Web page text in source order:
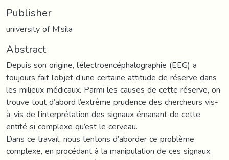
Publisher
university of M'sila
Abstract
Depuis son origine, l’électroencéphalographie (EEG) a
toujours fait l’objet d’une certaine attitude de réserve dans
les milieux médicaux. Parmi les causes de cette réserve, on
trouve tout d’abord l’extrême prudence des chercheurs vis-
à-vis de l’interprétation des signaux émanant de cette
entité si complexe qu’est le cerveau.
Dans ce travail, nous tentons d’aborder ce problème
complexe, en procédant à la manipulation de ces signaux